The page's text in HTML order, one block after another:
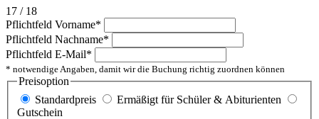
17 / 18
Pflichtfeld Vorname*
Pflichtfeld Nachname*
Pflichtfeld E-Mail*
* notwendige Angaben, damit wir die Buchung richtig zuordnen können
Preisoption
Standardpreis
Ermäßigt für Schüler & Abiturienten
Gutschein